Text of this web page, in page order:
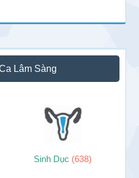
Lâm Sàng
Sinh Dục (638)